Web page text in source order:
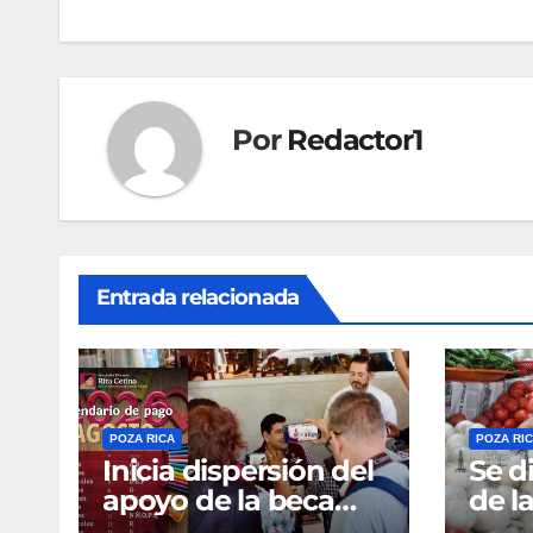
entradas
Por Redactor1
Entrada relacionada
POZA RICA
Inicia dispersión del
apoyo de la beca
POZA
Se
de